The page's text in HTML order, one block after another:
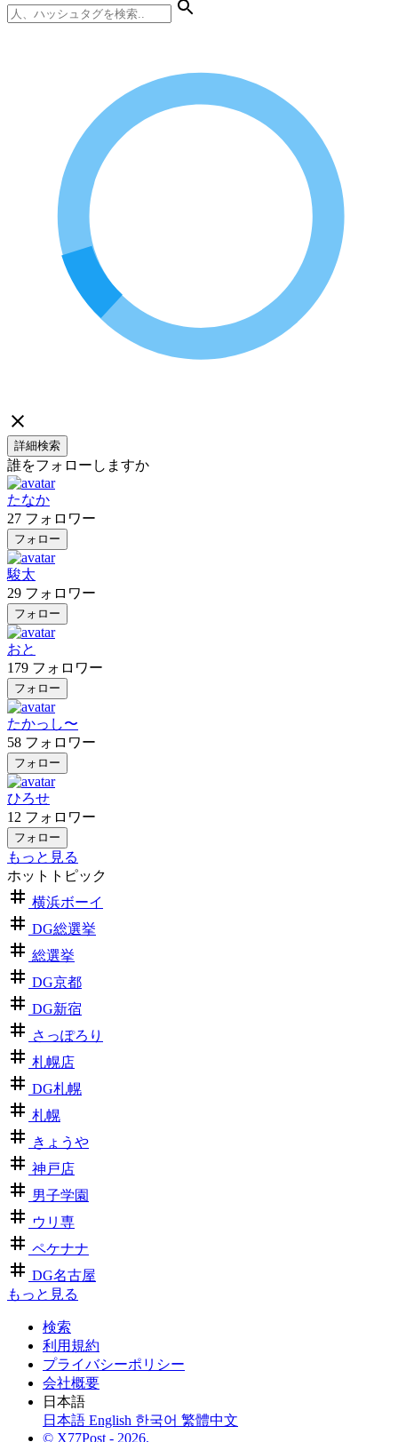
詳細検索
誰をフォローしますか
たなか
27 フォロワー
フォロー
駿太
29 フォロワー
フォロー
おと
179 フォロワー
フォロー
たかっし〜
58 フォロワー
フォロー
ひろせ
12 フォロワー
フォロー
もっと見る
ホットトピック
横浜ボーイ
DG総選挙
総選挙
DG京都
DG新宿
さっぽろり
札幌店
DG札幌
札幌
きょうや
神戸店
男子学園
ウリ専
ペケナナ
DG名古屋
もっと見る
検索
利用規約
プライバシーポリシー
会社概要
日本語
日本語 English 한국어 繁體中文
© X77Post - 2026.